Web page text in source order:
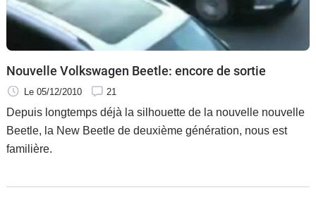
Nouvelle Volkswagen Beetle: encore de sortie
Le 05/12/2010 21
Depuis longtemps déjà la silhouette de la nouvelle nouvelle
Beetle, la New Beetle de deuxième génération, nous est
familière.